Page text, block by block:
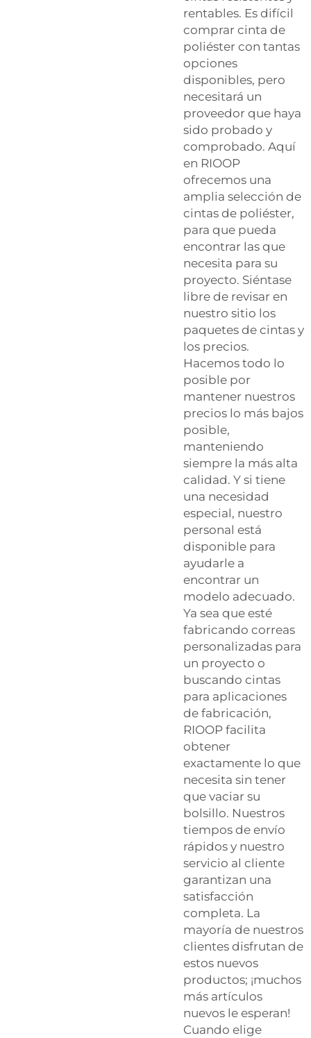
rentables. Es difícil
comprar cinta de
poliéster con tantas
opciones
disponibles, pero
necesitará un
proveedor que haya
sido probado y
comprobado. Aquí
en RIOOP
ofrecemos una
amplia selección de
cintas de poliéster,
para que pueda
encontrar las que
necesita para su
proyecto. Siéntase
libre de revisar en
nuestro sitio los
paquetes de cintas y
los precios.
Hacemos todo lo
posible por
mantener nuestros
precios lo más bajos
posible,
manteniendo
siempre la más alta
calidad. Y si tiene
una necesidad
especial, nuestro
personal está
disponible para
ayudarle a
encontrar un
modelo adecuado.
Ya sea que esté
fabricando correas
personalizadas para
un proyecto o
buscando cintas
para aplicaciones
de fabricación,
RIOOP facilita
obtener
exactamente lo que
necesita sin tener
que vaciar su
bolsillo. Nuestros
tiempos de envío
rápidos y nuestro
servicio al cliente
garantizan una
satisfacción
completa. La
mayoría de nuestros
clientes disfrutan de
estos nuevos
productos; ¡muchos
más artículos
nuevos le esperan!
Cuando elige